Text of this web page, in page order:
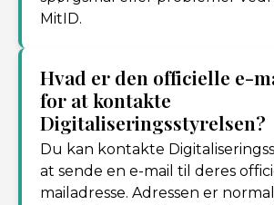
MitID.
Hvad er den officielle e-
for at kontakte
Digitaliseringsstyrelsen?
Du kan kontakte
at sende en e-mail til deres
mailadresse. Adressen er